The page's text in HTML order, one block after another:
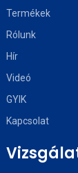
Termékek
Rólunk
Hír
Videó
GYIK
Kapcsolat